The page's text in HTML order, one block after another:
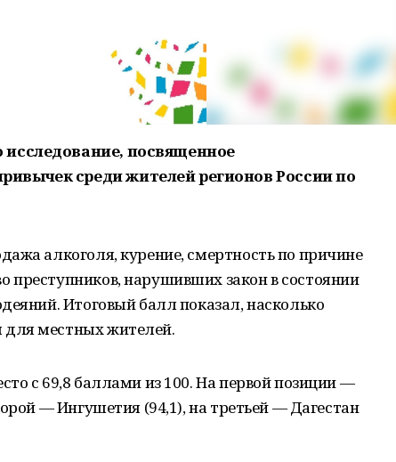
исследование, посвященное
среди жителей регионов России по
алкоголя, курение, смертность по причине
преступников, нарушивших закон в состоянии
Итоговый балл показал, насколько
местных жителей.
с 69,8 баллами из 100. На первой позиции —
— Ингушетия (94,1), на третьей — Дагестан